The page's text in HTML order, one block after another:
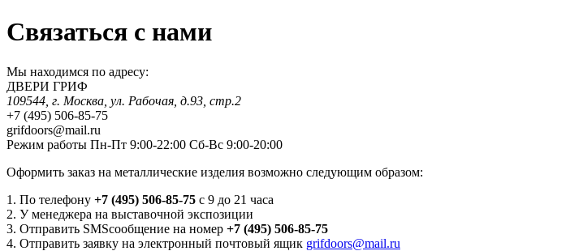
Связаться с нами
Мы находимся по адресу:
ДВЕРИ ГРИФ
109544, г. Москва, ул. Рабочая, д.93, стр.2
+7 (495) 506-85-75
grifdoors@mail.ru
Режим работы Пн-Пт 9:00-22:00 Сб-Вс 9:00-20:00
Оформить заказ на металлические изделия возможно следующим образом:
1. По телефону +7 (495) 506-85-75 с 9 до 21 часа
2. У менеджера на выставочной экспозиции
3. Отправить SMSсообщение на номер +7 (495) 506-85-75
4. Отправить заявку на электронный почтовый ящик grifdoors@mail.ru